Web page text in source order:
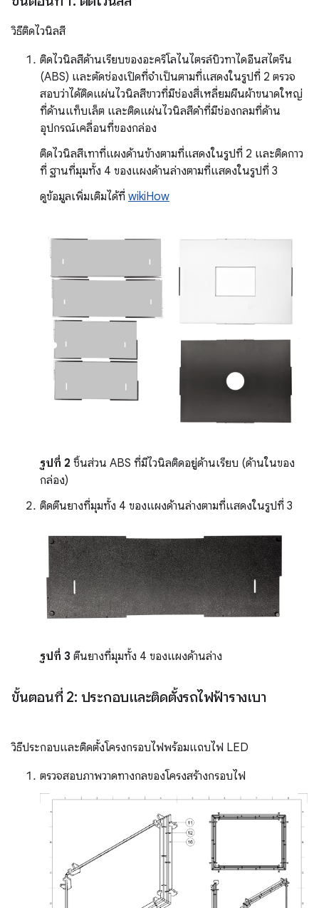
วิธีติดไวนิลสี
ติดไวนิลสีด้านเรียบของอะคริโลไนไตรล์บิวทาไดอีนสไตรีน
(ABS) และตัดช่องเปิดที่จำเป็นตามที่แสดงในรูปที่ 2 ตรวจ
สอบว่าได้ติดแผ่นไวนิลสีขาวที่มีช่องสี่เหลี่ยมผืนผ้าขนาดใหญ่
ที่ด้านแท็บเล็ต และติดแผ่นไวนิลสีดำที่มีช่องกลมที่ด้าน
อุปกรณ์เคลื่อนที่ของกล่อง
ติดไวนิลสีเทาที่แผงด้านข้างตามที่แสดงในรูปที่ 2 และติดกาว
ที่ ฐานที่มุมทั้ง 4 ของแผงด้านล่างตามที่แสดงในรูปที่ 3
ดูข้อมูลเพิ่มเติมได้ที่ wikiHow
รูปที่ 2 ชิ้นส่วน ABS ที่มีไวนิลติดอยู่ด้านเรียบ (ด้านในของ
กล่อง)
ติดตีนยางที่มุมทั้ง 4 ของแผงด้านล่างตามที่แสดงในรูปที่ 3
รูปที่ 3 ตีนยางที่มุมทั้ง 4 ของแผงด้านล่าง
ขั้นตอนที่ 2: ประกอบและติดตั้งรถไฟฟ้ารางเบา
วิธีประกอบและติดตั้งโครงกรอบไฟพร้อมแถบไฟ LED
ตรวจสอบภาพวาดทางกลของโครงสร้างกรอบไฟ